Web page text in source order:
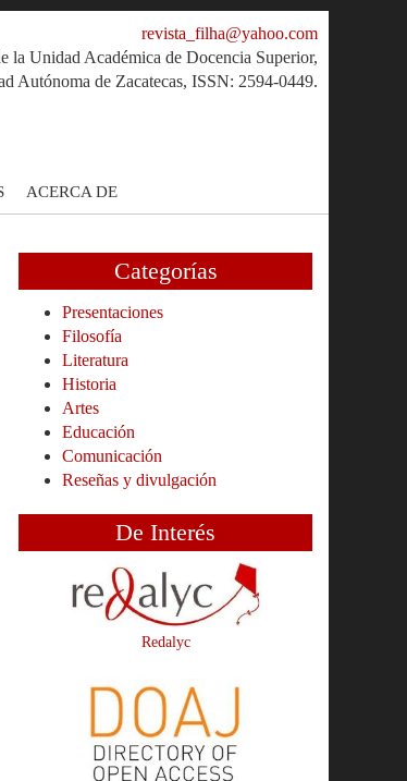
revista_filha@yahoo.com
la Unidad Académica de Docencia Superior,
Autónoma de Zacatecas, ISSN: 2594-0449.
ACERCA DE
Categorías
Presentaciones
Filosofía
Literatura
Historia
Artes
Educación
Comunicación
Reseñas y divulgación
De Interés
Redalyc